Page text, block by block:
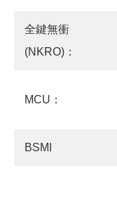
全鍵無衝
(NKRO)：
MCU：
BSMI